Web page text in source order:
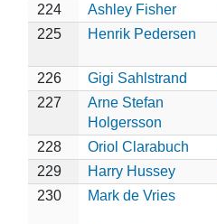
224
Ashley Fisher
225
Henrik Pedersen
226 Gigi Sahlstrand
227
Arne Stefan
Holgersson
228 Oriol Clarabuch
229
Harry Hussey
230
Mark de Vries